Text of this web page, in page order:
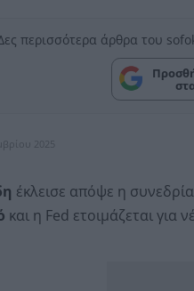
περισσότερα άρθρα του
2025
έκλεισε απόψε η
και η Fed ετοιμάζεται για